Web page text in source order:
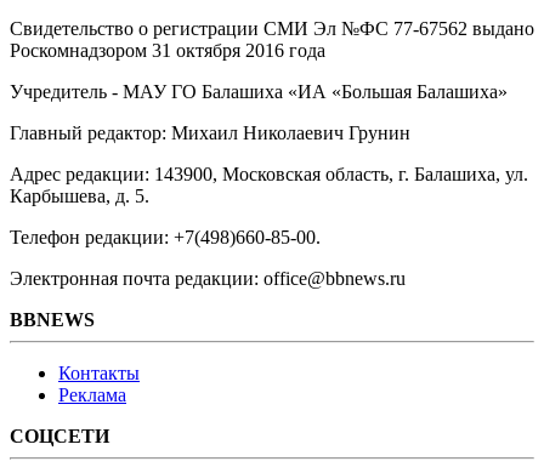
Свидетельство о регистрации СМИ Эл №ФС ‎77-67562 выдано
Роскомнадзором 31 октября 2016 года
Учредитель - МАУ ГО Балашиха «ИА «Большая Балашиха»
Главный редактор: Михаил Николаевич Грунин
Адрес редакции: 143900, Московская область, г. Балашиха, ул.
Карбышева, д. 5.
Телефон редакции: +7(498)660-85-00.
Электронная почта редакции: office@bbnews.ru
BBNEWS
Контакты
Реклама
СОЦСЕТИ